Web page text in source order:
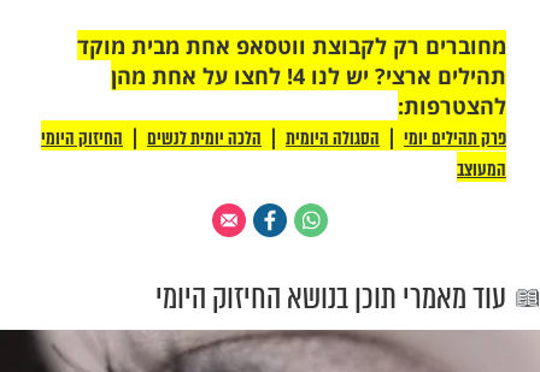
אנו גאולה כללית ופרטית, הצלחות בכל
הדבר תלוי לרוב באהבה שלנו כלפי בניו של
אולם האהבה צריכה לשרור בין כולנו, לא רק
אלינו, בין אלו שממילא אנו נדרשים לאהוב
אלא דווקא בין האנשים הפחות מחוברים
אחד לשני, נאהב גם כשלא מסתדר, ונזכה
שלמה, איכותית וכל כך מהודרת.
"החיזוק היומי". ניתן לרכוש את הספר